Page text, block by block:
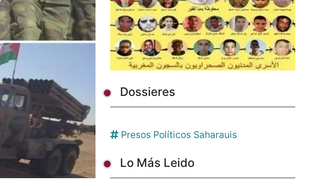
Dossieres
Presos Políticos Saharauis
Lo Más Leido